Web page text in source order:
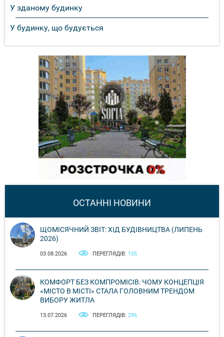
У зданому будинку
У будинку, що будується
ОСТАННІ НОВИНИ
ЩОМІСЯЧНИЙ ЗВІТ: ХІД БУДІВНИЦТВА (ЛИПЕНЬ
2026)
03.08.2026 ПЕРЕГЛЯДІВ: 105
КОМФОРТ БЕЗ КОМПРОМІСІВ: ЧОМУ КОНЦЕПЦІЯ
«МІСТО В МІСТІ» СТАЛА ГОЛОВНИМ ТРЕНДОМ
ВИБОРУ ЖИТЛА
13.07.2026 ПЕРЕГЛЯДІВ: 296